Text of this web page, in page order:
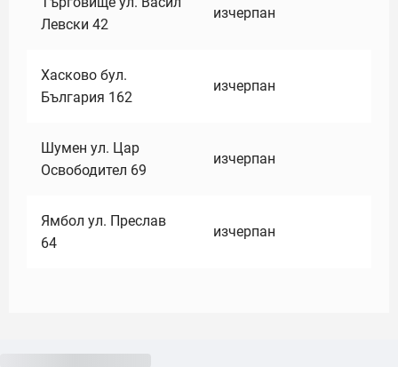
Левски 42
изчерпан
Хасково бул.
България 162
изчерпан
Шумен ул. Цар
Освободител 69
изчерпан
Ямбол ул. Преслав
64
изчерпан